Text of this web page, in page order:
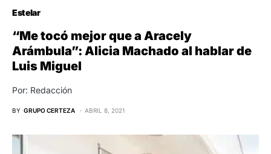
Estelar
“Me tocó mejor que a Aracely
Arámbula”: Alicia Machado al hablar de
Luis Miguel
Por: Redacción
BY GRUPO CERTEZA ABRIL 8, 2021